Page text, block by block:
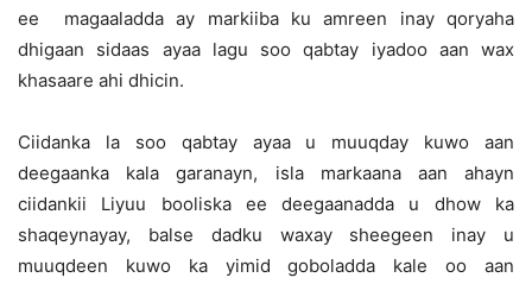
ee magaaladda ay markiiba ku amreen inay qoryaha
dhigaan sidaas ayaa lagu soo qabtay iyadoo aan wax
khasaare ahi dhicin.
Ciidanka la soo qabtay ayaa u muuqday kuwo aan
deegaanka kala garanayn, isla markaana aan ahayn
ciidankii Liyuu booliska ee deegaanadda u dhow ka
shaqeynayay, balse dadku waxay sheegeen inay u
muuqdeen kuwo ka yimid goboladda kale oo aan